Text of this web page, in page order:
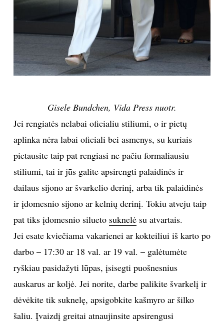
PRENUMERUOK
NAUJIENLAIŠKĮ
Prenumeruodami portalą,
taisyklėmis
Gisele Bundchen, Vida Press nuotr.
Jei rengiatės nelabai oficialiu stiliumi, o ir pietų
aplinka nėra labai oficiali bei asmenys, su kuriais
pietausite taip pat rengiasi ne pačiu formaliausiu
stiliumi, tai ir jūs galite apsirengti palaidinės ir
dailaus sijono ar švarkelio derinį, arba tik palaidinės
ir įdomesnio sijono ar kelnių derinį. Tokiu atveju taip
pat tiks įdomesnio silueto suknelėsu atvartais.
Jei esate kviečiama vakarienei ar kokteiliui iš karto po
darbo – 17:30 ar 18 val. ar 19 val. – galėtumėte
ryškiau pasidažyti lūpas, įsisegti puošnesnius
auskarus ar koljė. Jei norite, darbe palikite švarkelį ir
dėvėkite tik suknelę, apsigobkite kašmyro ar šilko
šaliu. Įvaizdį greitai atnaujinsite apsirengusi